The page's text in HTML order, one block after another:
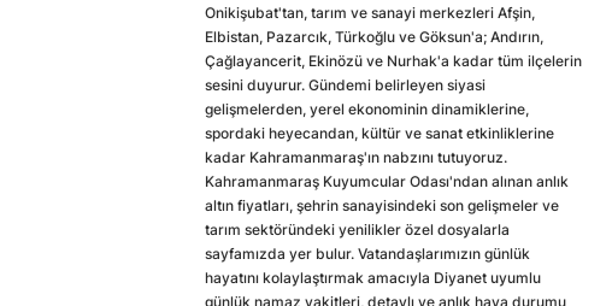
Onikişubat'tan, tarım ve sanayi merkezleri Afşin,
Elbistan, Pazarcık, Türkoğlu ve Göksun'a; Andırın,
Çağlayancerit, Ekinözü ve Nurhak'a kadar tüm ilçelerin
sesini duyurur. Gündemi belirleyen siyasi
gelişmelerden, yerel ekonominin dinamiklerine,
spordaki heyecandan, kültür ve sanat etkinliklerine
kadar Kahramanmaraş'ın nabzını tutuyoruz.
Kahramanmaraş Kuyumcular Odası'ndan alınan anlık
altın fiyatları, şehrin sanayisindeki son gelişmeler ve
tarım sektöründeki yenilikler özel dosyalarla
sayfamızda yer bulur. Vatandaşlarımızın günlük
hayatını kolaylaştırmak amacıyla Diyanet uyumlu
günlük namaz vakitleri, detaylı ve anlık hava durumu